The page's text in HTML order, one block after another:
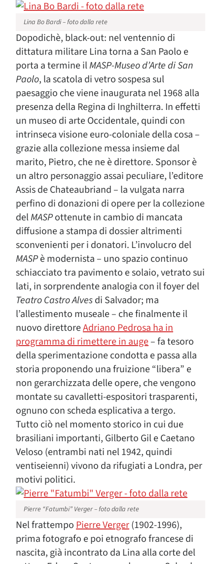
Lina Bo Bardi – foto dalla rete
Dopodichè, black-out: nel ventennio di
dittatura militare Lina torna a San Paolo e
porta a termine ilMASP-Museo d’Arte di San
Paolo, la scatola di vetro sospesa sul
paesaggio che viene inaugurata nel 1968 alla
presenza della Regina di Inghilterra. In effetti
un museo di arte Occidentale, quindi con
intrinseca visione euro-coloniale della cosa –
grazie alla collezione messa insieme dal
marito, Pietro, che ne è direttore. Sponsor è
un altro personaggio assai peculiare, l’editore
Assis de Chateaubriand – la vulgata narra
perfino di donazioni di opere per la collezione
delMASPottenute in cambio di mancata
diffusione a stampa di dossier altrimenti
sconvenienti per i donatori. L’involucro del
MASPè modernista – uno spazio continuo
schiacciato tra pavimento e solaio, vetrato sui
lati, in sorprendente analogia con il foyer del
Teatro Castro Alvesdi Salvador; ma
l’allestimento museale – che finalmente il
nuovo direttoreAdriano Pedrosa ha in
programma di rimettere in auge– fa tesoro
della sperimentazione condotta e passa alla
storia proponendo una fruizione “libera” e
non gerarchizzata delle opere, che vengono
montate su cavalletti-espositori trasparenti,
ognuno con scheda esplicativa a tergo.
Tutto ciò nel momento storico in cui due
brasiliani importanti, Gilberto Gil e Caetano
Veloso (entrambi nati nel 1942, quindi
ventiseienni) vivono da rifugiati a Londra, per
motivi politici.
Pierre “Fatumbi” Verger – foto dalla rete
Nel frattempoPierre Verger(1902-1996),
prima fotografo e poi etnografo francese di
nascita, già incontrato da Lina alla corte del